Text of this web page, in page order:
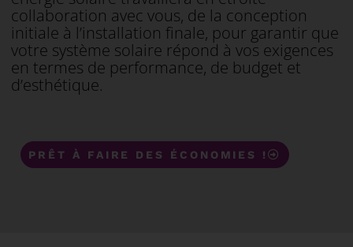
collaboration avec vous, de la conception
initiale à l’installation finale, pour garantir que
votre système solaire répond à vos exigences
en termes de performance, de budget et
d’esthétique.
PRÊT À FAIRE DES ÉCONOMIES !